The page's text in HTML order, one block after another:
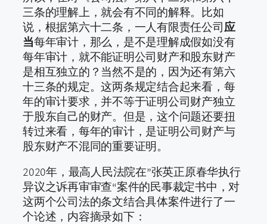
三条的理解上，就会有不同的解释。比如
说，根据第六十二条，一人有限责任公司应
当每年审计，那么，是不是理解成假如没有
每年审计，就不能证明公司财产和股东财产
是相互独立的？当然不是的，因为还有第六
十三条的规定。这两条规定结合起来看，每
年的审计要求，并不等于证明公司财产独立
于股东自己的财产。但是，这个问题还要扭
转过来看，每年的审计，是证明公司财产与
股东财产不混同的重要证明。
2020年，最高人民法院在”张英正原春华执行
异议之诉再审审查“案件的民事裁定书中，对
这两个公司法的条文结合具体案件进行了一
个论述，内容摘录如下：